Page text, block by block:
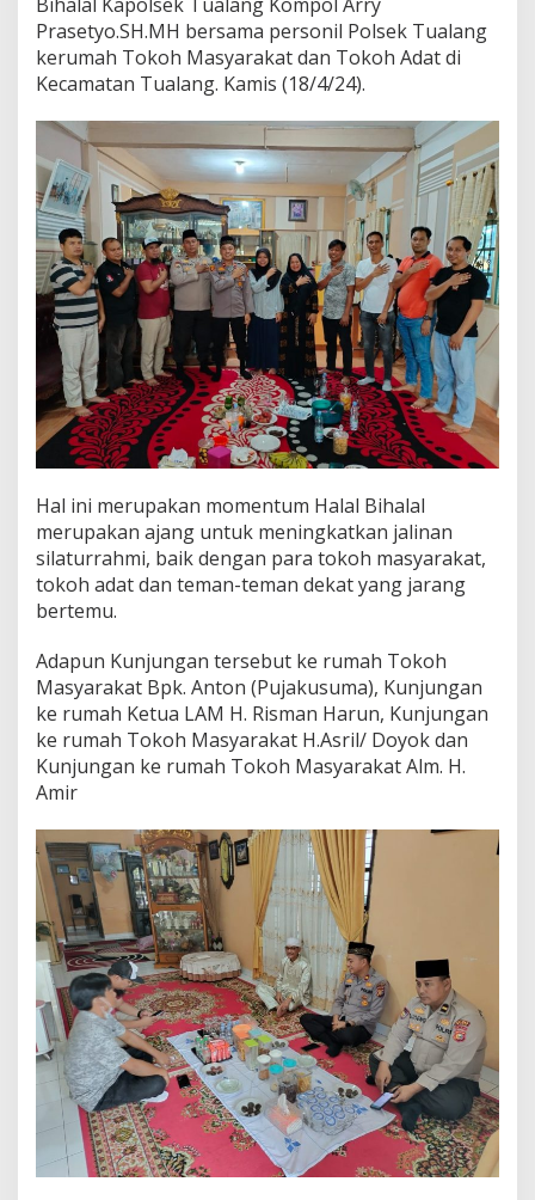
K
a
p
o
l
T
u
a
l
a
n
g
B
e
r
s
a
m
a
S
a
m
a
J
a
K
o
n
d
u
f
i
t
a
s
Bihalal Kapolsek Tualang Kompol Arry
Prasetyo.SH.MH bersama personil Polsek Tualang
kerumah Tokoh Masyarakat dan Tokoh Adat di
Kecamatan Tualang. Kamis (18/4/24).
Hal ini merupakan momentum Halal Bihalal
merupakan ajang untuk meningkatkan jalinan
silaturrahmi, baik dengan para tokoh masyarakat,
tokoh adat dan teman-teman dekat yang jarang
bertemu.
Adapun Kunjungan tersebut ke rumah Tokoh
Masyarakat Bpk. Anton (Pujakusuma), Kunjungan
ke rumah Ketua LAM H. Risman Harun, Kunjungan
ke rumah Tokoh Masyarakat H.Asril/ Doyok dan
Kunjungan ke rumah Tokoh Masyarakat Alm. H.
Amir